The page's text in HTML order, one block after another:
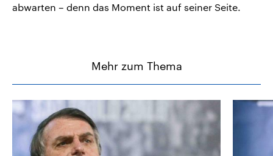
abwarten – denn das Moment ist auf seiner Seite.
Mehr zum Thema